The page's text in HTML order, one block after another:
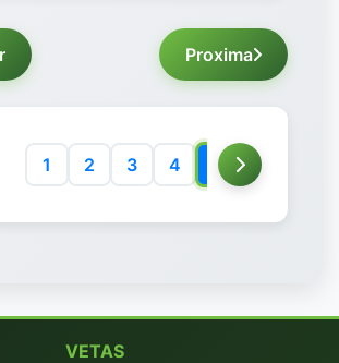
Proxima
1 2 3 4 5 6
VETAS